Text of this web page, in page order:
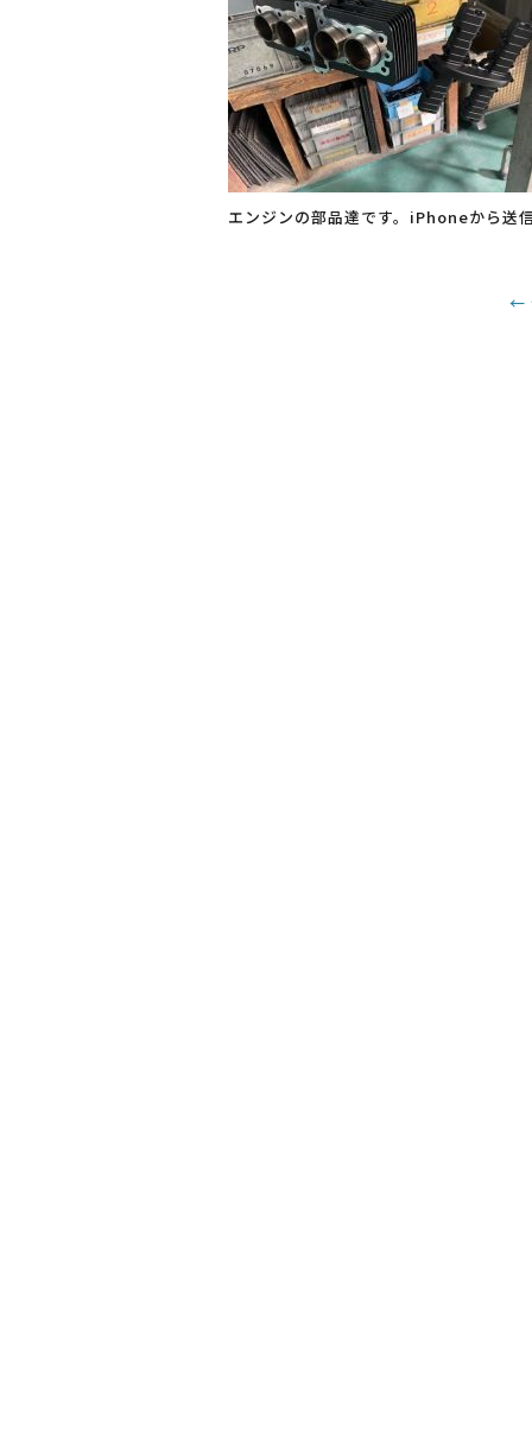
エンジンの部品達です。iPhoneから送
←